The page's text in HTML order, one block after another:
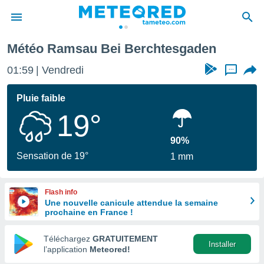
de
par
en
Météo Ramsau Bei Berchtesgaden
01:59 Vendredi ...
Pluie faible
19°
Sensation de 19°
90%
1 mm
Flash info
Une nouvelle canicule attendue la semaine
prochaine en France !
Téléchargez GRATUITEMENT
l’application Meteored!
Installer